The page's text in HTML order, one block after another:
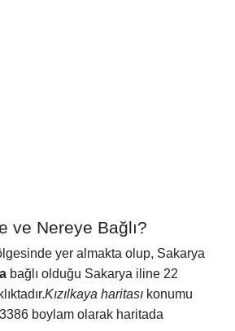
ve Nereye Bağlı?
yer almakta olup, Sakarya
bağlı olduğu Sakarya iline 22
Kızılkaya haritası konumu
boylam olarak haritada